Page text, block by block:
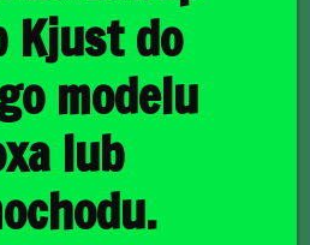
4 SZT
Kjust do
modelu
lub